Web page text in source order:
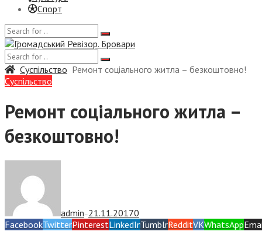
Спорт
Суспiльство Ремонт соціального житла – безкоштовно!
Суспiльство
Ремонт соціального житла –
безкоштовно!
admin — 21.11.20170
FacebookTwitterPinterestLinkedInTumblrRedditVKWhatsApp